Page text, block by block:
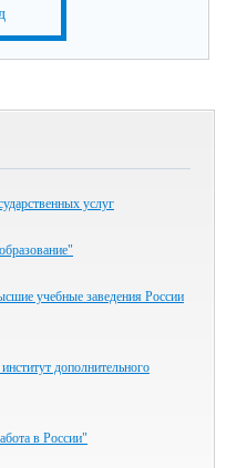
услуг
учебные заведения России
дополнительного
в России"